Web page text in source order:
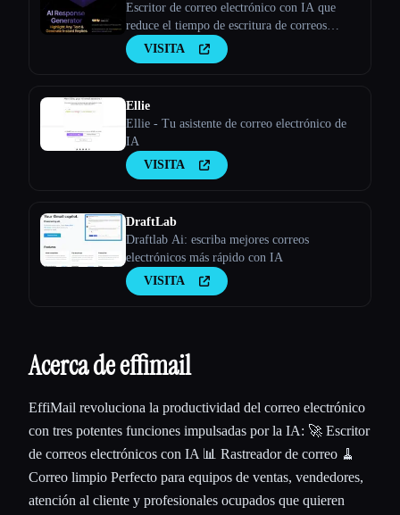
Escritor de correo electrónico con IA que
reduce el tiempo de escritura de correos
electrónicos en un 50%, resalta el correo
electrónico y genera respuestas instantáneas
VISITA
Ellie
Ellie - Tu asistente de correo electrónico de
IA
VISITA
DraftLab
Draftlab Ai: escriba mejores correos
electrónicos más rápido con IA
VISITA
Acerca de effimail
EffiMail revoluciona la productividad del correo electrónico
con tres potentes funciones impulsadas por la IA: 🚀 Escritor
de correos electrónicos con IA 📊 Rastreador de correo 🧹
Correo limpio Perfecto para equipos de ventas, vendedores,
atención al cliente y profesionales ocupados que quieren